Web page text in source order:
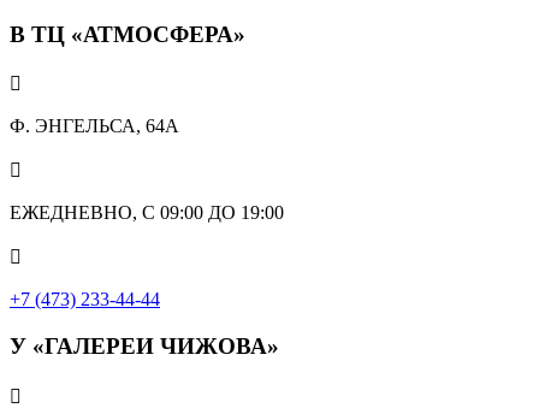
В ТЦ «АТМОСФЕРА»

Ф. ЭНГЕЛЬСА, 64А

ЕЖЕДНЕВНО, С 09:00 ДО 19:00

+7 (473) 233-44-44
У «ГАЛЕРЕИ ЧИЖОВА»
